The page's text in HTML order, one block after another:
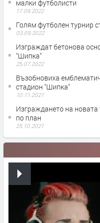
малки футболисти
17.09.2022
Голям футболен турнир
03.09.2022
Изграждат бетонова
"Шипка"
25.07.2022
Възобновиха
стадион "Шипка"
10.11.2021
Изграждането на
по план
25.10.2021